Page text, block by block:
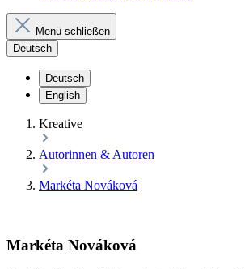
Menü schließen
Deutsch
Deutsch
English
Kreative
Autorinnen & Autoren
Markéta Nováková
Markéta Nováková